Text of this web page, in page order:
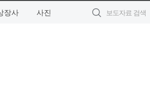
장사 사진